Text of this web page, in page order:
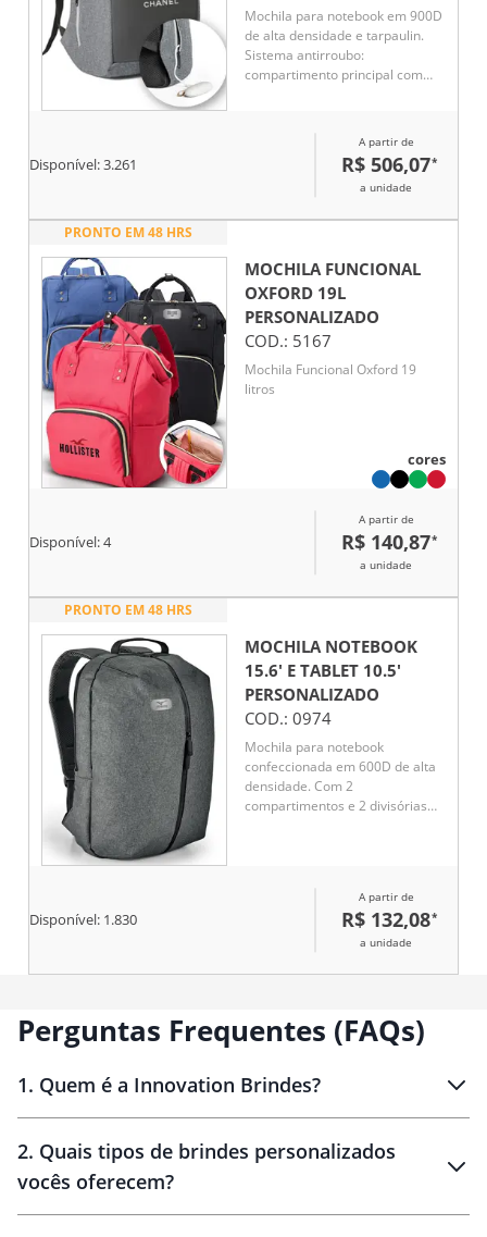
Mochila para notebook em 900D
de alta densidade e tarpaulin.
Sistema antirroubo:
compartimento principal com
Compartimento principal forrado
e almofadado, com 2 divisórias
almofadadas para notebook até
Disponível:3.261
A partir de
R$ 506,07*
a unidade
PRONTO EM 48 HRS
MOCHILA FUNCIONAL
OXFORD 19L
PERSONALIZADO
COD.: 5167
Mochila Funcional Oxford 19
litros
cores
Disponível:4
A partir de
R$ 140,87*
a unidade
PRONTO EM 48 HRS
MOCHILA NOTEBOOK
15.6' E TABLET 10.5'
PERSONALIZADO
COD.: 0974
Mochila para notebook
confeccionada em 600D de alta
densidade. Com 2
compartimentos e 2 divisórias
Disponível: 1.830
A partir de
R$ 132,08*
a unidade
Perguntas Frequentes (FAQs)
1. Quem é a Innovation Brindes?
Brindes personalizados
2. Quais tipos de brindes personalizados
vocês oferecem?